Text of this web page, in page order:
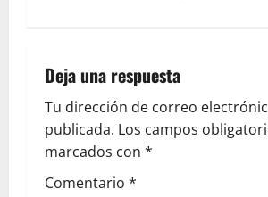
Deja una respuesta
Tu dirección de correo
publicada. Los campos
marcados con *
Comentario *